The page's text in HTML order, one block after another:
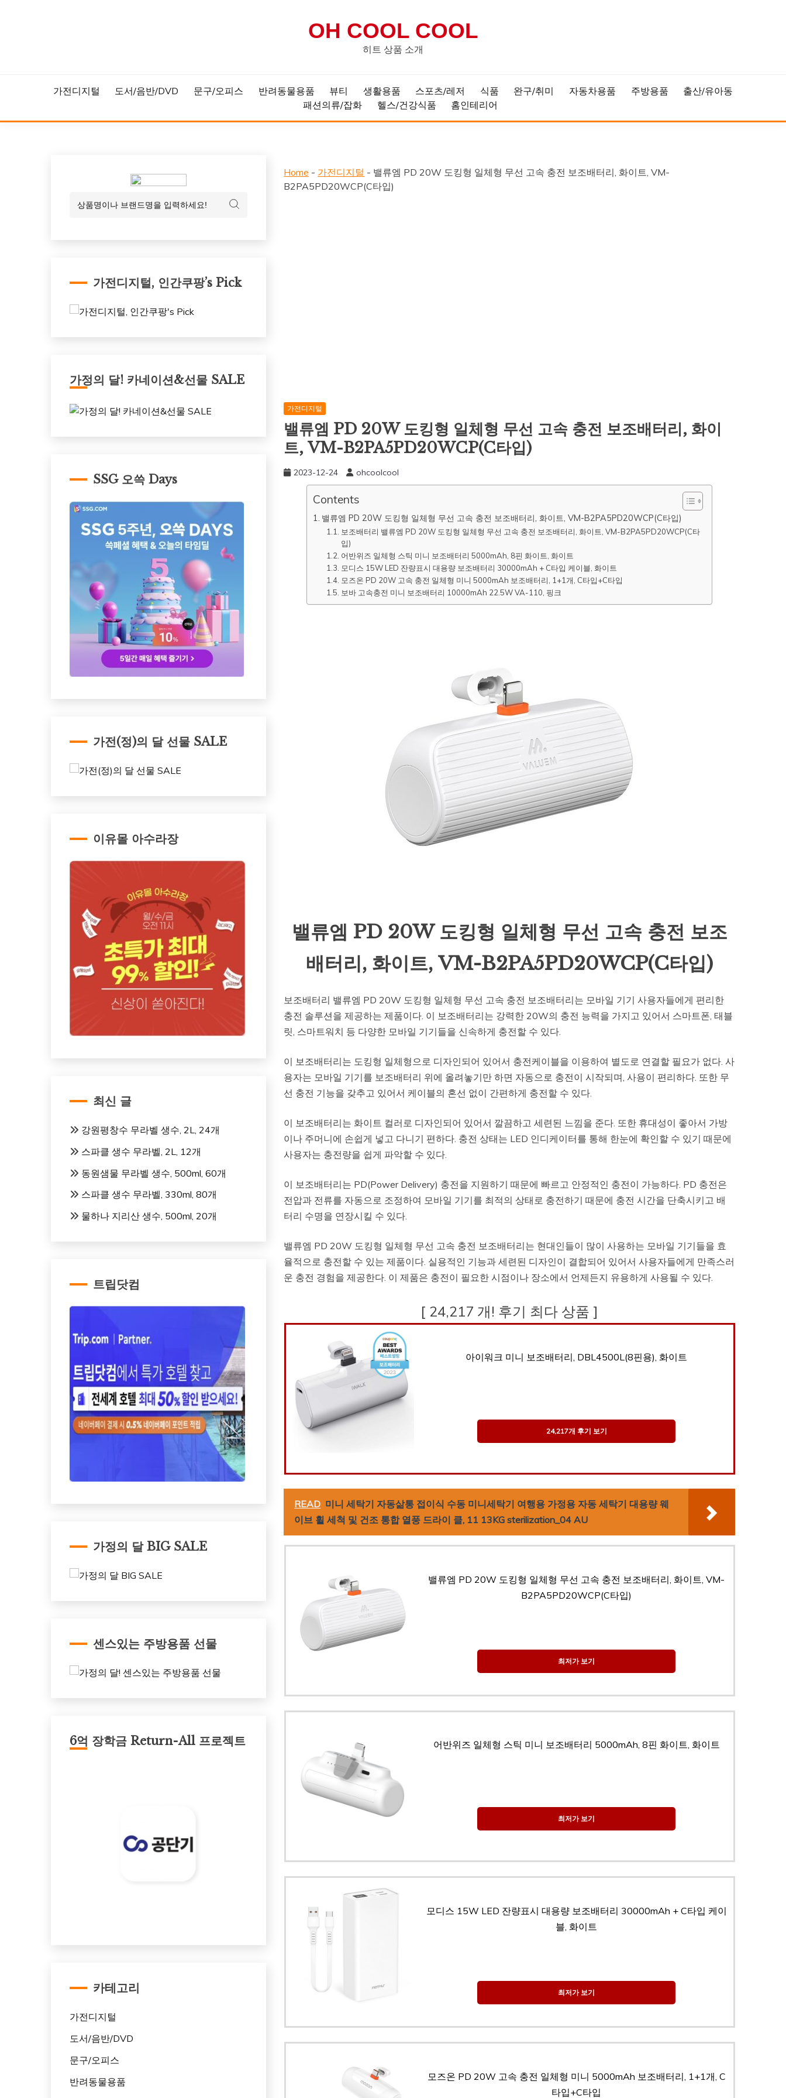
OH COOL COOL
히트 상품 소개
가전디지털 도서/음반/DVD 문구/오피스 반려동물용품 뷰티 생활용품 스포츠/레저 식품 완구/취미 자동차용품 주방용품
출산/유아동
패션의류/잡화
헬스/건강식품 홈인테리어
Home - 가전디지털 - 밸류엠 PD 20W 도킹형 일체형 무선 고속 충전 보조배터리, 화이트, VM-
B2PA5PD20WCP(C타입)
가전디지털
밸류엠 PD 20W 도킹형 일체형 무선 고속 충전 보조배터리, 화이
트, VM-B2PA5PD20WCP(C타입)
2023-12-24 ohcoolcool
Contents
밸류엠 PD 20W 도킹형 일체형 무선 고속 충전 보조배터리, 화이트, VM-B2PA5PD20WCP(C타입)
보조배터리 밸류엠 PD 20W 도킹형 일체형 무선 고속 충전 보조배터리, 화이트, VM-B2PA5PD20WCP(C타
입)
어반위즈 일체형 스틱 미니 보조배터리 5000mAh, 8핀 화이트, 화이트
모디스 15W LED 잔량표시 대용량 보조배터리 30000mAh + C타입 케이블, 화이트
모즈온 PD 20W 고속 충전 일체형 미니 5000mAh 보조배터리, 1+1개, C타입+C타입
보바 고속충전 미니 보조배터리 10000mAh 22.5W VA-110, 핑크
밸류엠 PD 20W 도킹형 일체형 무선 고속 충전 보조
배터리, 화이트, VM-B2PA5PD20WCP(C타입)
보조배터리 밸류엠 PD 20W 도킹형 일체형 무선 고속 충전 보조배터리는 모바일 기기 사용자들에게 편리한
충전 솔루션을 제공하는 제품이다. 이 보조배터리는 강력한 20W의 충전 능력을 가지고 있어서 스마트폰, 태블
릿, 스마트워치 등 다양한 모바일 기기들을 신속하게 충전할 수 있다.
이 보조배터리는 도킹형 일체형으로 디자인되어 있어서 충전케이블을 이용하여 별도로 연결할 필요가 없다. 사
용자는 모바일 기기를 보조배터리 위에 올려놓기만 하면 자동으로 충전이 시작되며, 사용이 편리하다. 또한 무
선 충전 기능을 갖추고 있어서 케이블의 혼선 없이 간편하게 충전할 수 있다.
이 보조배터리는 화이트 컬러로 디자인되어 있어서 깔끔하고 세련된 느낌을 준다. 또한 휴대성이 좋아서 가방
이나 주머니에 손쉽게 넣고 다니기 편하다. 충전 상태는 LED 인디케이터를 통해 한눈에 확인할 수 있기 때문에
사용자는 충전량을 쉽게 파악할 수 있다.
이 보조배터리는 PD(Power Delivery) 충전을 지원하기 때문에 빠르고 안정적인 충전이 가능하다. PD 충전은
전압과 전류를 자동으로 조정하여 모바일 기기를 최적의 상태로 충전하기 때문에 충전 시간을 단축시키고 배
터리 수명을 연장시킬 수 있다.
밸류엠 PD 20W 도킹형 일체형 무선 고속 충전 보조배터리는 현대인들이 많이 사용하는 모바일 기기들을 효
율적으로 충전할 수 있는 제품이다. 실용적인 기능과 세련된 디자인이 결합되어 있어서 사용자들에게 만족스러
운 충전 경험을 제공한다. 이 제품은 충전이 필요한 시점이나 장소에서 언제든지 유용하게 사용될 수 있다.
[ 24,217 개! 후기 최다 상품 ]
아이워크 미니 보조배터리, DBL4500L(8핀용), 화이트
24,217개 후기 보기
READ 미니 세탁기 자동삶통 접이식 수동 미니세탁기 여행용 가정용 자동 세탁기 대용량 웨
이브 휠 세척 및 건조 통합 열풍 드라이 클, 11 13KG sterilization_04 AU
밸류엠 PD 20W 도킹형 일체형 무선 고속 충전 보조배터리, 화이트, VM-
B2PA5PD20WCP(C타입)
최저가 보기
어반위즈 일체형 스틱 미니 보조배터리 5000mAh, 8핀 화이트, 화이트
최저가 보기
모디스 15W LED 잔량표시 대용량 보조배터리 30000mAh + C타입 케이
블, 화이트
최저가 보기
모즈온 PD 20W 고속 충전 일체형 미니 5000mAh 보조배터리, 1+1개, C
타입+C타입
가전디지털, 인간쿠팡’s Pick
가정의 달! 카네이션&선물 SALE
SSG 오쓱 Days
가전(정)의 달 선물 SALE
이유몰 아수라장
최신 글
강원평창수 무라벨 생수, 2L, 24개
스파클 생수 무라벨, 2L, 12개
동원샘물 무라벨 생수, 500ml, 60개
스파클 생수 무라벨, 330ml, 80개
물하나 지리산 생수, 500ml, 20개
트립닷컴
가정의 달 BIG SALE
센스있는 주방용품 선물
6억 장학금 Return-All 프로젝트
카테고리
가전디지털
도서/음반/DVD
문구/오피스
반려동물용품